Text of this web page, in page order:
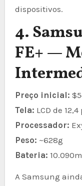
dispositivos.
4.
FE+ —
Preço inicial:
Tela: LCD de
Processador:
Peso: ~628g
Bateria:
A Samsung